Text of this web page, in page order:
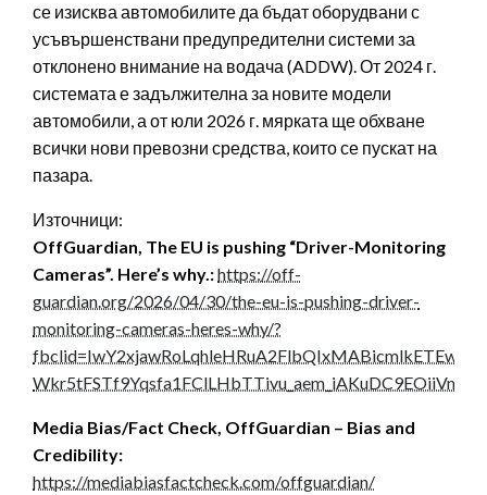
се изисква автомобилите да бъдат оборудвани с
усъвършенствани предупредителни системи за
отклонено внимание на водача (ADDW). От 2024 г.
системата е задължителна за новите модели
автомобили, а от юли 2026 г. мярката ще обхване
всички нови превозни средства, които се пускат на
пазара.
Източници:
OffGuardian, The EU is pushing “Driver-Monitoring
Cameras”. Here’s why.:https://off-
guardian.org/2026/04/30/the-eu-is-pushing-driver-
monitoring-cameras-heres-why/?
Media Bias/Fact Check, OffGuardian – Bias and
Credibility:
https://mediabiasfactcheck.com/offguardian/